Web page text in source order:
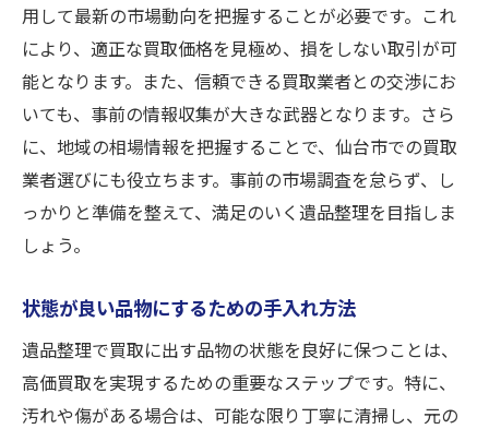
用して最新の市場動向を把握することが必要です。これ
により、適正な買取価格を見極め、損をしない取引が可
能となります。また、信頼できる買取業者との交渉にお
いても、事前の情報収集が大きな武器となります。さら
に、地域の相場情報を把握することで、仙台市での買取
業者選びにも役立ちます。事前の市場調査を怠らず、し
っかりと準備を整えて、満足のいく遺品整理を目指しま
しょう。
状態が良い品物にするための手入れ方法
遺品整理で買取に出す品物の状態を良好に保つことは、
高価買取を実現するための重要なステップです。特に、
汚れや傷がある場合は、可能な限り丁寧に清掃し、元の